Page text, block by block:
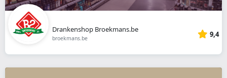
Drankenshop Broekmans.be
broekmans.be 9,4